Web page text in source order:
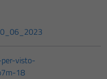
visto-
18